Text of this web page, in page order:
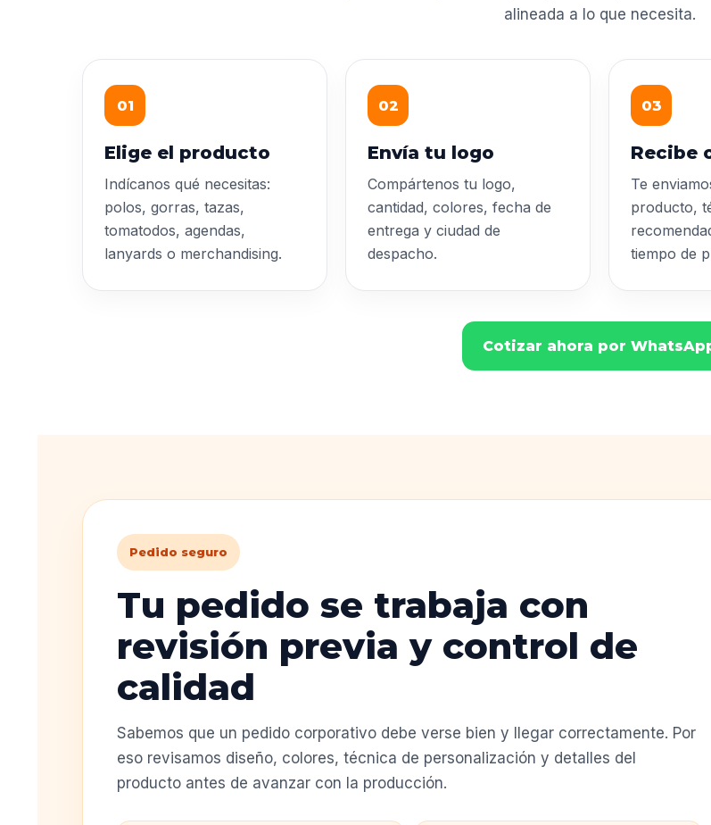
alineada a lo que necesita.
01
Elige el producto
Indícanos qué necesitas:
polos, gorras, tazas,
tomatodos, agendas,
lanyards o merchandising.
02
Envía tu logo
Compártenos tu logo,
cantidad, colores, fecha de
entrega y ciudad de
despacho.
03
Recibe
Te
producto,
tiempo de
Cotizar ahora por
Pedido seguro
Tu pedido se trabaja con
revisión previa y control de
calidad
Sabemos que un pedido corporativo debe verse bien y llegar correctamente. Por
eso revisamos diseño, colores, técnica de personalización y detalles del
producto antes de avanzar con la producción.